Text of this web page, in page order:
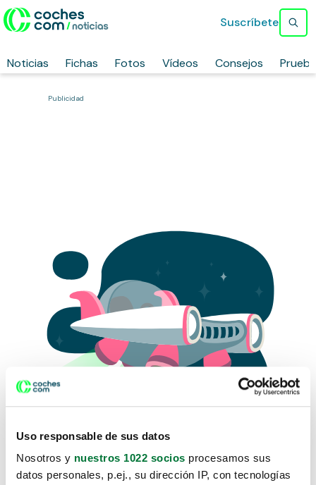
Uso responsable de sus datos
Nosotros y nuestros 1022 socios procesamos sus
datos personales, p.ej., su dirección IP, con tecnologías
Noticias Fichas Fotos Vídeos Consejos
Suscríbete
Publicidad